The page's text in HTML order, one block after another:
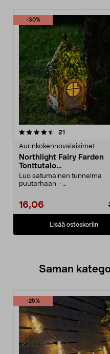
-30%
21
Aurinkokennovalaisimet
Northlight Fairy Farden
Tonttutalo
aurinkokennovalaisin
cm
Luo satumainen tunnelma
puutarhaan –
16,06
Lisää ostoskoriin
Saman
-25%